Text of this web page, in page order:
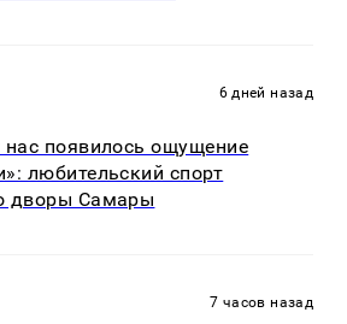
6 дней назад
нас появилось ощущение
любительский спорт
дворы Самары
7 часов назад